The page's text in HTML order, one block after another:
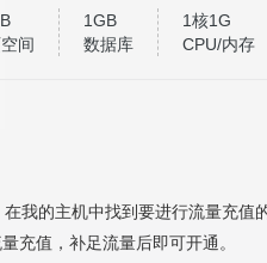
间
1GB
数据库
1核1G
CPU/内存
在我的主机中找到要进行流量充值
充值，补足流量后即可开通。